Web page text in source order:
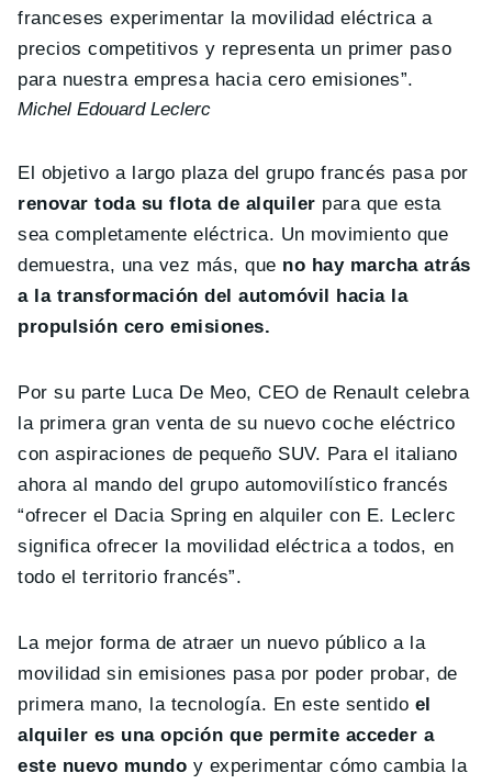
franceses experimentar la movilidad eléctrica a
precios competitivos y representa un primer paso
para nuestra empresa hacia cero emisiones”.
Michel Edouard Leclerc
El objetivo a largo plaza del grupo francés pasa por
renovar toda su flota de alquiler para que esta
sea completamente eléctrica. Un movimiento que
demuestra, una vez más, que no hay marcha atrás
a la transformación del automóvil hacia la
propulsión cero emisiones.
Por su parte Luca De Meo, CEO de Renault celebra
la primera gran venta de su nuevo coche eléctrico
con aspiraciones de pequeño SUV. Para el italiano
ahora al mando del grupo automovilístico francés
“ofrecer el Dacia Spring en alquiler con E. Leclerc
significa ofrecer la movilidad eléctrica a todos, en
todo el territorio francés”.
La mejor forma de atraer un nuevo público a la
movilidad sin emisiones pasa por poder probar, de
primera mano, la tecnología. En este sentido el
alquiler es una opción que permite acceder a
este nuevo mundo y experimentar cómo cambia la